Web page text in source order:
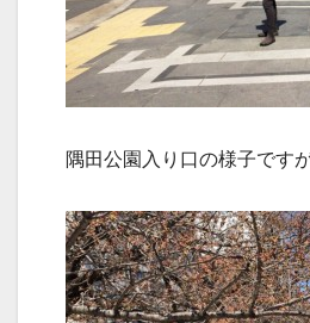
隅田公園入り口の様子です